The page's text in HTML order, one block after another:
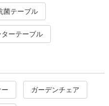
菌テーブル
ターテーブル
ガーデンチェア